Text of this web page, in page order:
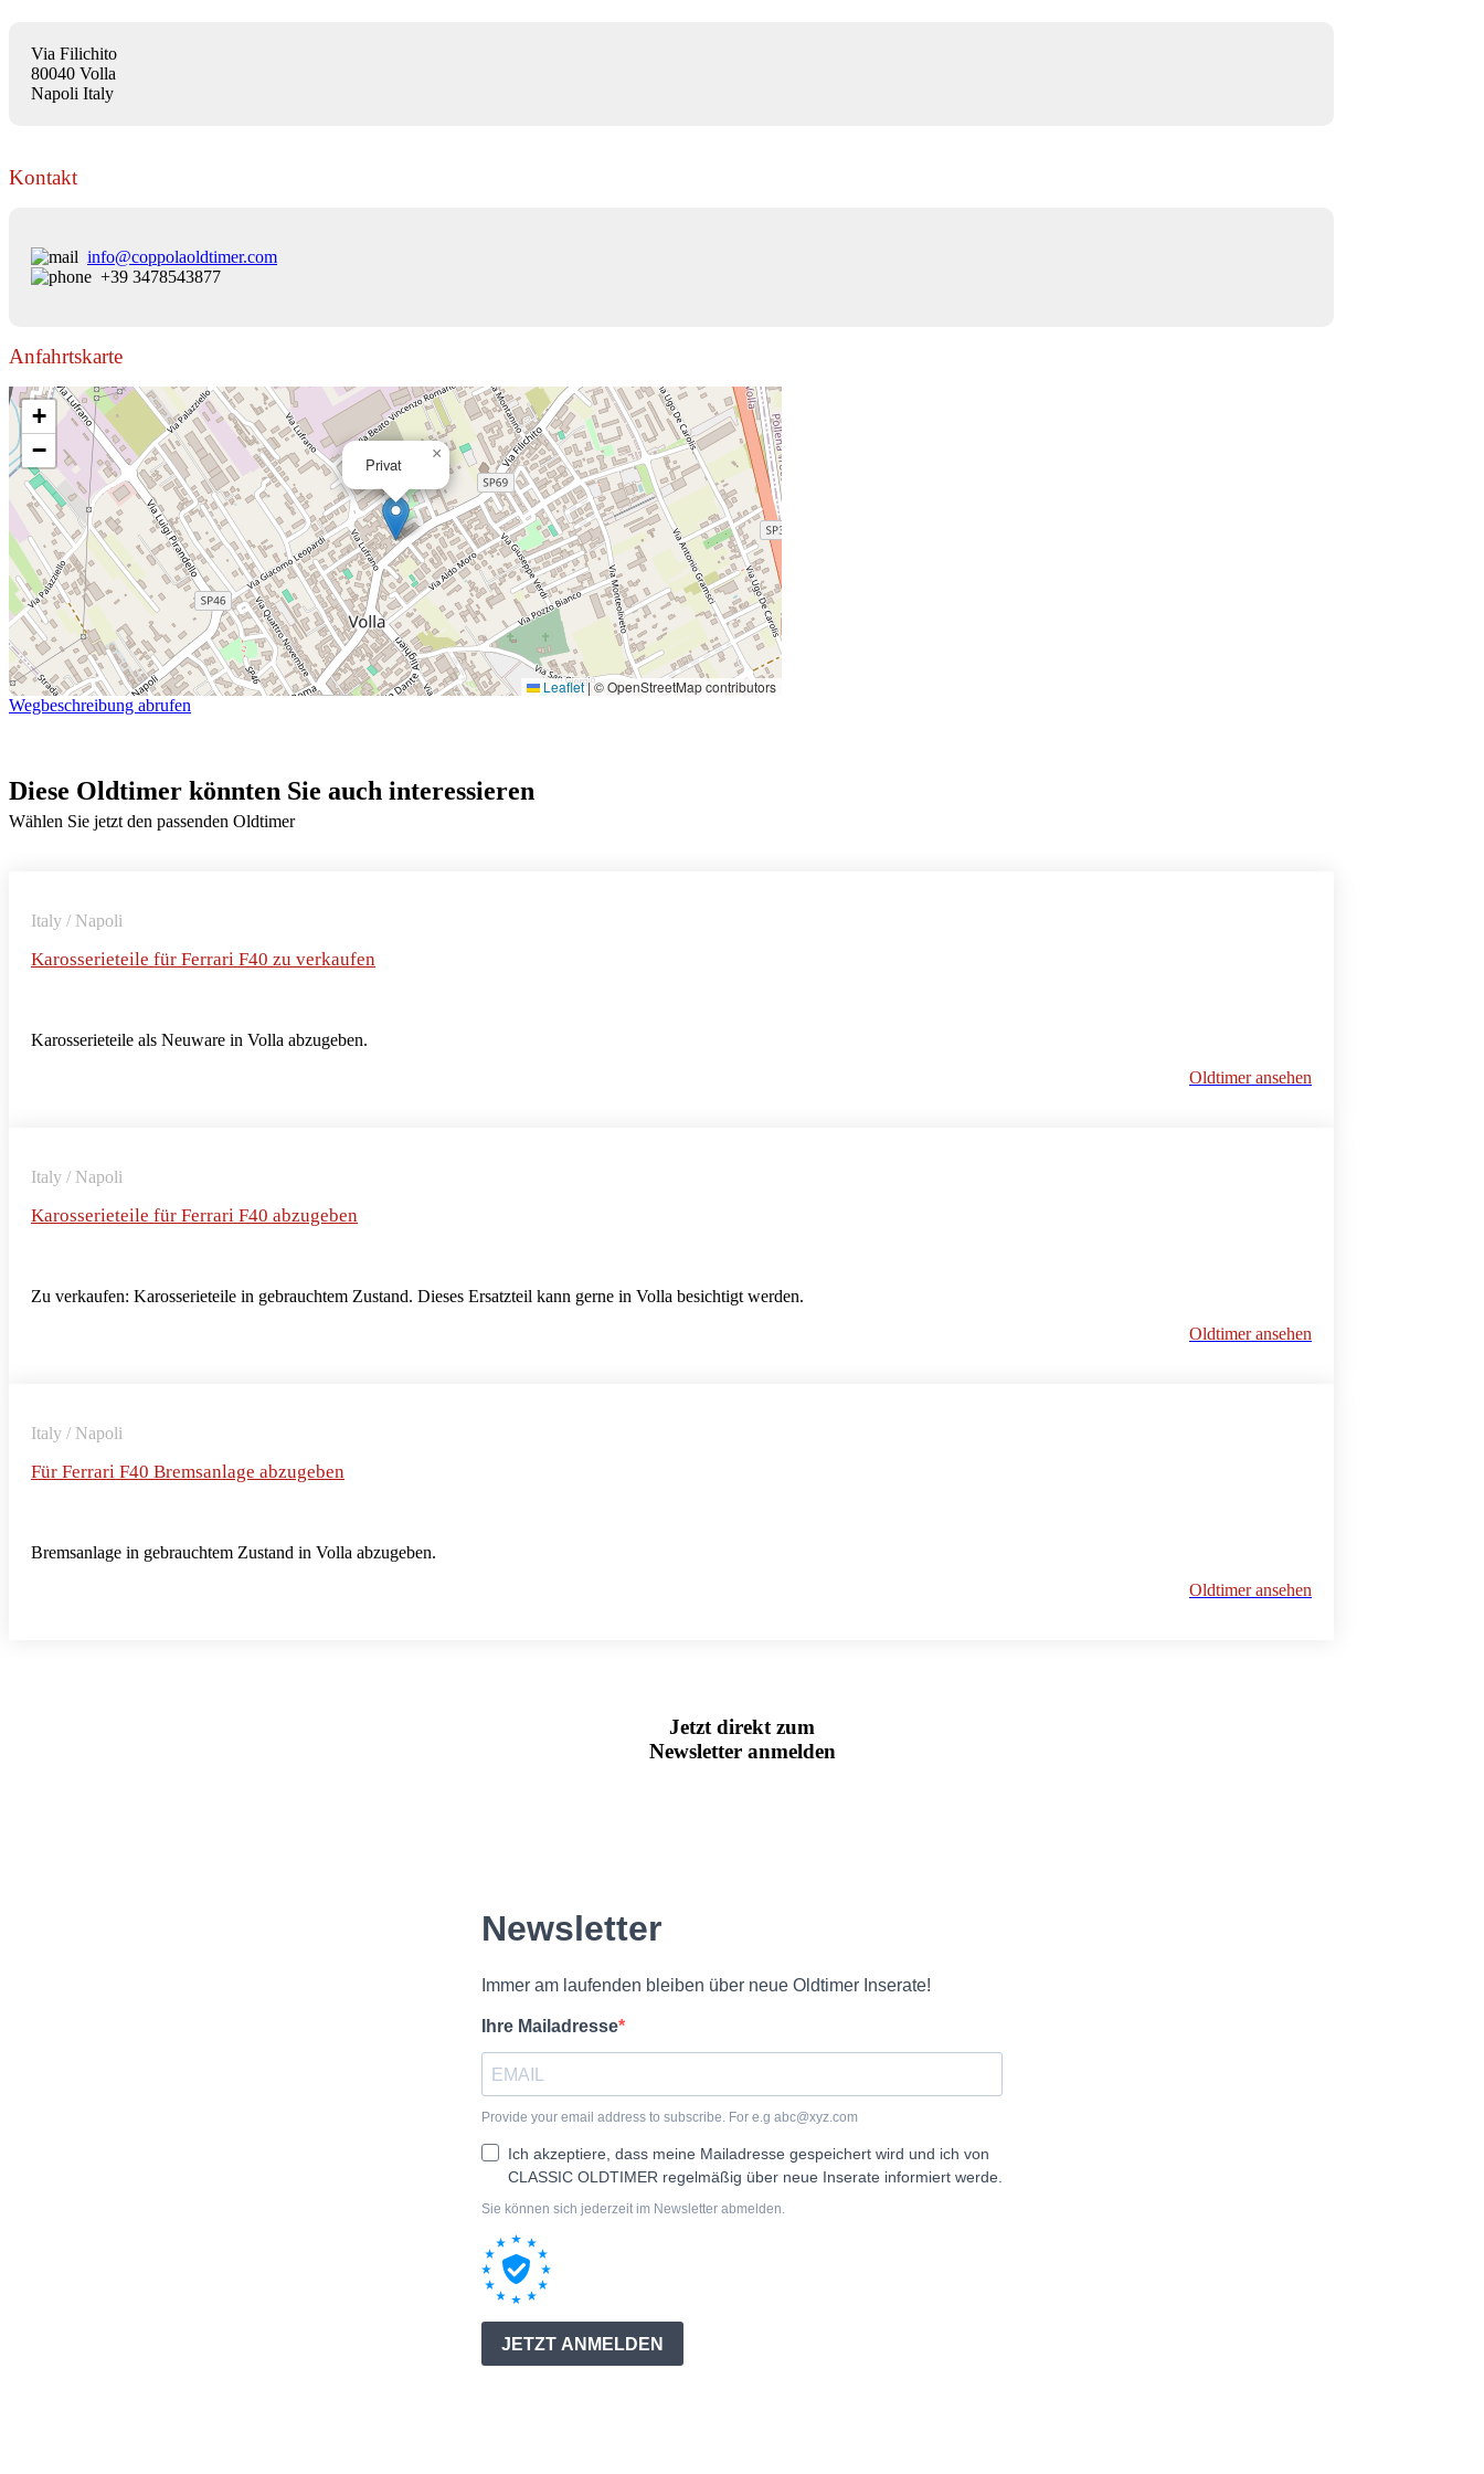
Via Filichito
80040 Volla
Napoli Italy
Kontakt
info@coppolaoldtimer.com
+39 3478543877
Anfahrtskarte
Privat
×
+
−
Leaflet |© OpenStreetMap contributors
Wegbeschreibung abrufen
Diese Oldtimer könnten Sie auch interessieren
Wählen Sie jetzt den passenden Oldtimer
Italy / Napoli
Karosserieteile für Ferrari F40 zu verkaufen
Karosserieteile als Neuware in Volla abzugeben.
Oldtimer ansehen
Italy / Napoli
Karosserieteile für Ferrari F40 abzugeben
Zu verkaufen: Karosserieteile in gebrauchtem Zustand. Dieses Ersatzteil kann gerne in Volla besichtigt werden.
Oldtimer ansehen
Italy / Napoli
Für Ferrari F40 Bremsanlage abzugeben
Bremsanlage in gebrauchtem Zustand in Volla abzugeben.
Oldtimer ansehen
Jetzt direkt zum
Newsletter anmelden